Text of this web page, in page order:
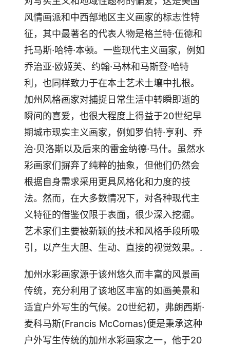
风情画派和中西部地区主义画家的标志性特
征，其中最著名的代表人物是格兰特·伍德和
托马斯·哈特·本顿。一些现代主义画家，例如
乔治亚·欧姬芙、约翰·马林和马斯登·哈特
利，也同样致力于在本土艺术土壤中扎根。
加州风格画家对捕捉日常生活中转瞬即逝的
瞬间的喜爱，也很大程度上得益于20世纪早
期城市现实主义画家，例如罗伯特·亨利、乔
治·贝洛斯以及后来的雷金纳德·马什。虽然水
彩画家们摒弃了纯粹的抽象，但他们仍然会
根据自身需求采用更具风格化和力度的技
法。然而，在大多数情况下，对各种现代主
义特征的借鉴仅限于表面，很少深入挖掘。
艺术家们主要被新颖的技术和风格手段所吸
引，以产生大胆、生动、直接的视觉效果。.
加州水彩画家源于该州悠久而丰富的风景画
传统，充分利用了该地区丰富的如画美景和
适宜户外写生的气候。20世纪初，弗朗西斯·
麦科马斯(Francis McComas)便是秉承这种
户外写生传统的加州水彩画家之一，他于20